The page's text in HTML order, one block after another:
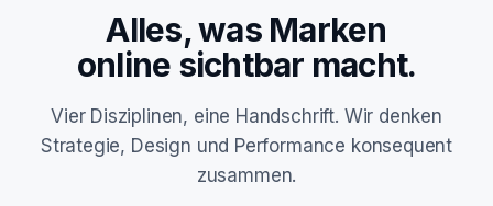
Alles, was Marken
online sichtbar macht.
Vier Disziplinen, eine Handschrift. Wir denken
Strategie, Design und Performance konsequent
zusammen.